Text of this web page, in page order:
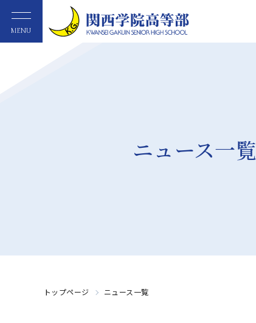
MENU
ニュース一覧
トップページ ニュース一覧